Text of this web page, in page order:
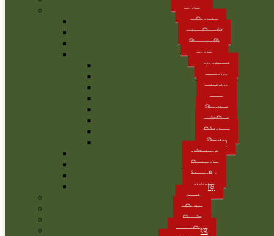
রংপুর
কুড়িগ্রাম
লালমনিরহাট
নীলফামারী
রংপুর
গংগাচড়া
বদরগঞ্জ
তারাগঞ্জ
সদর
পীরগাছা
কাউনিয়া
মিঠাপুকুর
পীরগঞ্জ
গাইবান্ধা
দিনাজপুর
ঠাকুরগাঁও
পঞ্চগড়
খুলনা
বরিশাল
সিলেট
ময়মনসিংহ